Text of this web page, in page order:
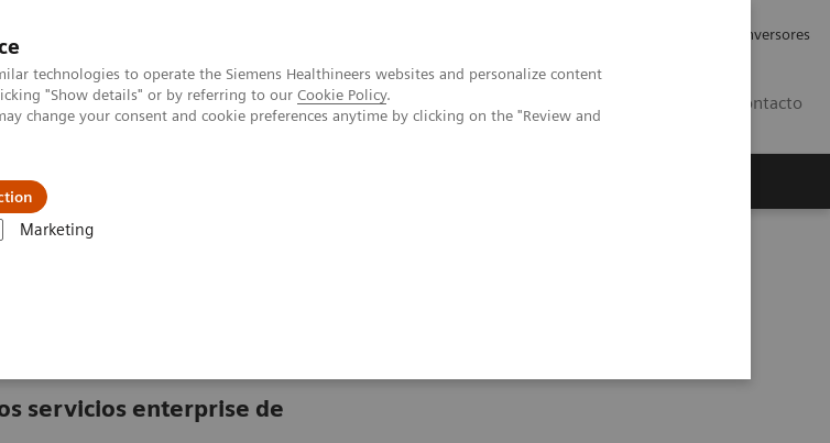
technologies to operate the Siemens Healthineers websites and personalize content
"Show details" or by referring to our Cookie Policy.
change your consent and cookie preferences anytime by clicking on the "Review and
Marketing
Relaciones con Inversores
Contacto
contacto
servicios enterprise de